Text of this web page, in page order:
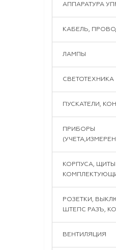
АППАРАТУРА
КАБЕЛЬ,
ЛАМПЫ
СВЕТОТЕХНИКА
ПУСКАТЕЛИ,
ПРИБОРЫ
КОРПУСА, ЩИТЫ
РОЗЕТКИ,
ШТЕПС РАЗЪ,
ВЕНТИЛЯЦИЯ